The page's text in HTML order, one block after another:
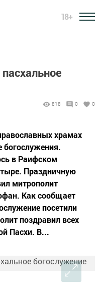
18+
818 0 0
храмах
богослужения.
в Раифском
Праздничную
митрополит
Как сообщает
посетили
поздравил всех
Пасхи. В...